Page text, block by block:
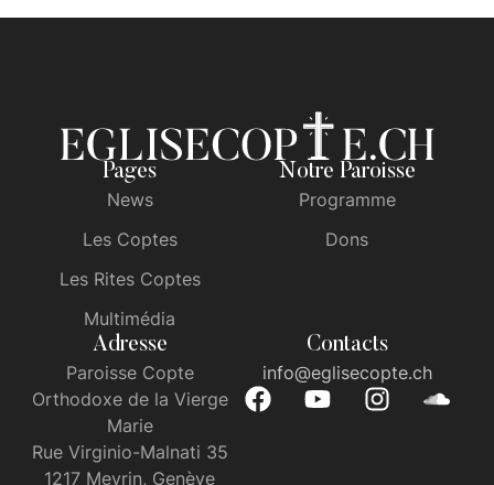
Pages
News
Les Coptes
Les Rites Coptes
Multimédia
Notre Paroisse
Programme
Dons
Adresse
Paroisse Copte
Orthodoxe de la Vierge
Marie
Rue Virginio-Malnati 35
1217 Meyrin, Genève
Contacts
info@eglisecopte.ch